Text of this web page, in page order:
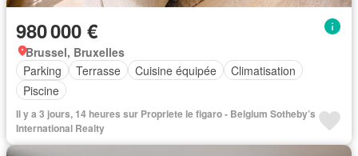
980 000 €
Brussel, Bruxelles
Parking
Terrasse Cuisine équipée
Climatisation
Piscine
Il y a 3 jours, 14 heures sur Propriete le figaro - Belgium Sotheby’s
International Realty